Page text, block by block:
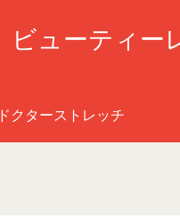
ビューティー
ドクターストレッチ